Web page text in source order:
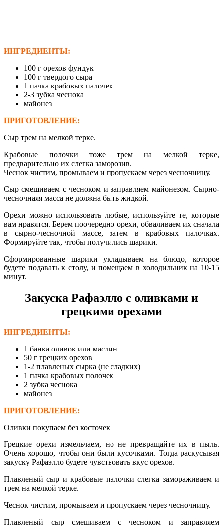
ИНГРЕДИЕНТЫ:
100 г орехов фундук
100 г твердого сыра
1 пачка крабовых палочек
2-3 зубка чеснока
майонез
ПРИГОТОВЛЕНИЕ:
Сыр трем на мелкой терке.
Крабовые полочки тоже трем на мелкой терке,
предварительно их слегка заморозив.
Чеснок чистим, промываем и пропускаем через чесночницу.
Сыр смешиваем с чесноком и заправляем майонезом. Сырно-
чесночнаяя масса не должна быть жидкой.
Орехи можно использовать любые, используйте те, которые
вам нравятся. Берем поочередно орехи, обваливаем их сначала
в сырно-чесночной массе, затем в крабовых палочках.
Формируйте так, чтобы получились шарики.
Сформированные шарики укладываем на блюдо, которое
будете подавать к столу, и помещаем в холодильник на 10-15
минут.
Закуска Рафаэлло с оливками и
грецкими орехами
ИНГРЕДИЕНТЫ:
1 банка оливок или маслин
50 г грецких орехов
1-2 плавленых сырка (не сладких)
1 пачка крабовых полочек
2 зубка чеснока
майонез
ПРИГОТОВЛЕНИЕ:
Оливки покупаем без косточек.
Грецкие орехи измельчаем, но не превращайте их в пыль.
Очень хорошо, чтобы они были кусочками. Тогда раскусывая
закуску Рафаэлло будете чувствовать вкус орехов.
Плавленый сыр и крабовые палочки слегка замораживаем и
трем на мелкой терке.
Чеснок чистим, промываем и пропускаем через чесночницу.
Плавленый сыр смешиваем с чесноком и заправляем